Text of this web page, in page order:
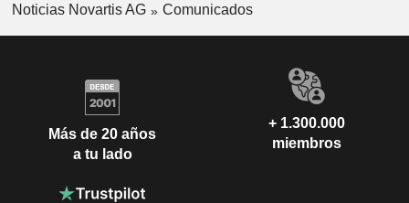
Noticias Novartis AG
Comunicados
Más de 20 años
a tu lado
+ 1.300.000
miembros